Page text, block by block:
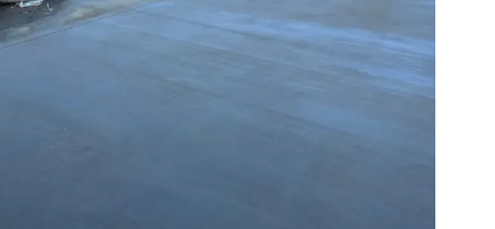
Ciclopedonale